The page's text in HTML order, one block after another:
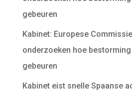
gebeuren
Kabinet: Europese
onderzoeken hoe bestorming
gebeuren
Kabinet eist snelle Spaanse